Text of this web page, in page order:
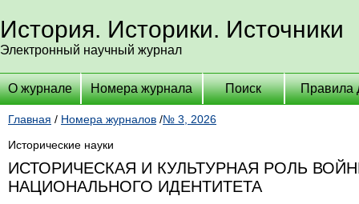
История. Историки. Источники
Электронный научный журнал
О журнале Номера журнала Поиск Правила
Главная / Номера журналов /№ 3, 2026
Исторические науки
ИСТОРИЧЕСКАЯ И КУЛЬТУРНАЯ РОЛЬ
НАЦИОНАЛЬНОГО ИДЕНТИТЕТА